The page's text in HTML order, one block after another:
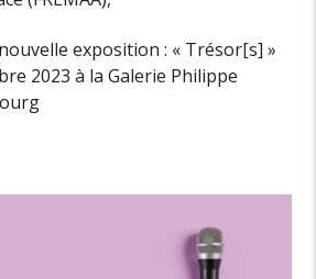
exposition : « Trésor[s] »
2023 à la Galerie Philippe